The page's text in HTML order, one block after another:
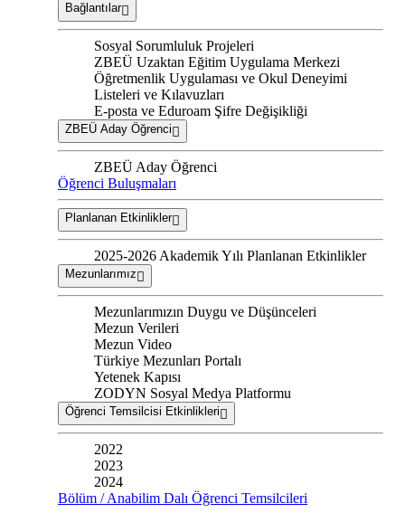
Bağlantılar
Sosyal Sorumluluk Projeleri
ZBEÜ Uzaktan Eğitim Uygulama Merkezi
Öğretmenlik Uygulaması ve Okul Deneyimi
Listeleri ve Kılavuzları
E-posta ve Eduroam Şifre Değişikliği
ZBEÜ Aday Öğrenci
ZBEÜ Aday Öğrenci
Öğrenci Buluşmaları
Planlanan Etkinlikler
2025-2026 Akademik Yılı Planlanan Etkinlikler
Mezunlarımız
Mezunlarımızın Duygu ve Düşünceleri
Mezun Verileri
Mezun Video
Türkiye Mezunları Portalı
Yetenek Kapısı
ZODYN Sosyal Medya Platformu
Öğrenci Temsilcisi Etkinlikleri
2022
2023
2024
Bölüm / Anabilim Dalı Öğrenci Temsilcileri